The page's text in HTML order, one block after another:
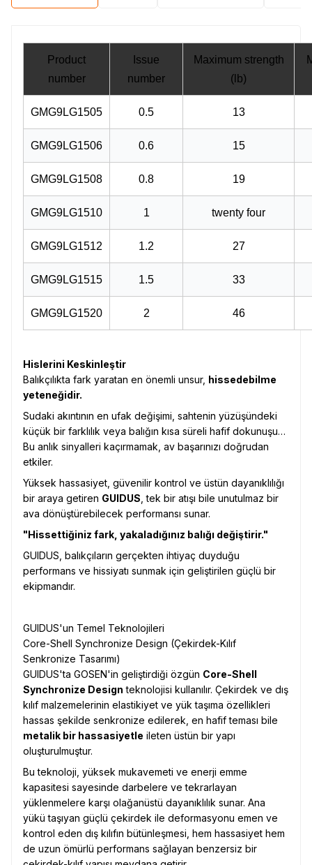
Product
number
Issue
number
Maximum strength
(lb)
GMG9LG1505 0.5 13
GMG9LG1506 0.6 15
GMG9LG1508 0.8 19
GMG9LG1510 1 twenty four
GMG9LG1512 1.2 27
GMG9LG1515 1.5 33
GMG9LG1520 2 46
Hislerini Keskinleştir
Balıkçılıkta fark yaratan en önemli unsur, hissedebilme
yeteneğidir.
Sudaki akıntının en ufak değişimi, sahtenin yüzüşündeki
küçük bir farklılık veya balığın kısa süreli hafif dokunuşu…
Bu anlık sinyalleri kaçırmamak, av başarınızı doğrudan
etkiler.
Yüksek hassasiyet, güvenilir kontrol ve üstün dayanıklılığı
bir araya getiren GUIDUS , tek bir atışı bile unutulmaz bir
ava dönüştürebilecek performansı sunar.
"Hissettiğiniz fark, yakaladığınız balığı değiştirir."
GUIDUS, balıkçıların gerçekten ihtiyaç duyduğu
performans ve hissiyatı sunmak için geliştirilen güçlü bir
ekipmandır.
GUIDUS'un Temel Teknolojileri
Core-Shell Synchronize Design (Çekirdek-Kılıf
Senkronize Tasarımı)
GUIDUS'ta GOSEN'in geliştirdiği özgün Core-Shell
Synchronize Design teknolojisi kullanılır. Çekirdek ve dış
kılıf malzemelerinin elastikiyet ve yük taşıma özellikleri
hassas şekilde senkronize edilerek, en hafif teması bile
metalik bir hassasiyetle ileten üstün bir yapı
oluşturulmuştur.
Bu teknoloji, yüksek mukavemeti ve enerji emme
kapasitesi sayesinde darbelere ve tekrarlayan
yüklenmelere karşı olağanüstü dayanıklılık sunar. Ana
yükü taşıyan güçlü çekirdek ile deformasyonu emen ve
kontrol eden dış kılıfın bütünleşmesi, hem hassasiyet hem
de uzun ömürlü performans sağlayan benzersiz bir